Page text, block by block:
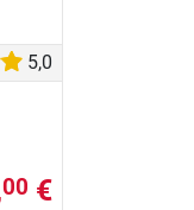
5,0
00 €